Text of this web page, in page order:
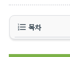
목차